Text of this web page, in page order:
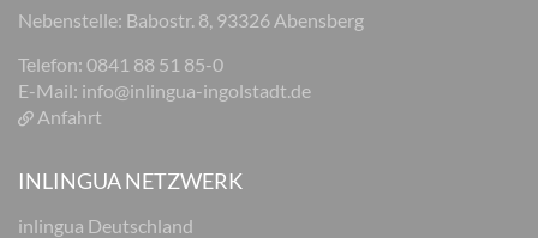
Nebenstelle: Babostr. 8, 93326 Abensberg
Telefon: 0841 88 51 85-0
E-Mail: info@inlingua-ingolstadt.de
Anfahrt
INLINGUA NETZWERK
inlingua Deutschland